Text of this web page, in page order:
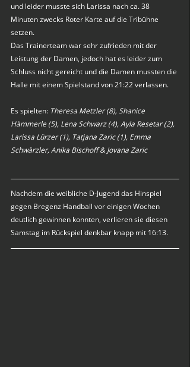
und leider musste sich Larissa nach ca. 38
Minuten zwecks Roter Karte auf die Tribühne
setzen.
Das Trainerteam war sehr zufrieden mit der
Leistung der Damen, jedoch hat es leider zum
Schluss nicht gereicht und die Damen mussten die
Halle mit einem Spielstand von 21:22 verlassen.
Es spielten: Theresa Metzler (8), Shanice
Hämmerle (5), Lena Schwarz (4), Ayla Resetar (2),
Larissa Lürzer (1), Tatjana Zaric (1), Emma
Schwärzler, Anika Bischoff & Jovana Zaric
Nachdem die weibliche D-Jugend das Hinspiel
gegen Bregenz Handball vor einigen Wochen
deutlich gewinnen konnten, verlieren sie diesen
Samstag im Rückspiel denkbar knapp mit 16:13.